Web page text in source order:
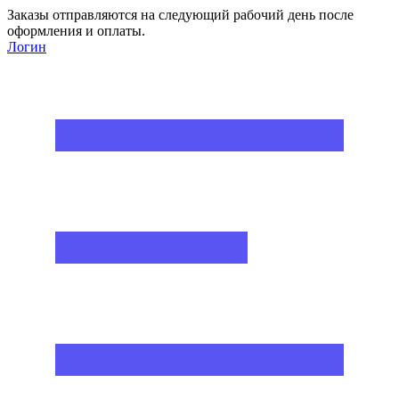
Заказы отправляются на следующий рабочий день после
оформления и оплаты.
Логин